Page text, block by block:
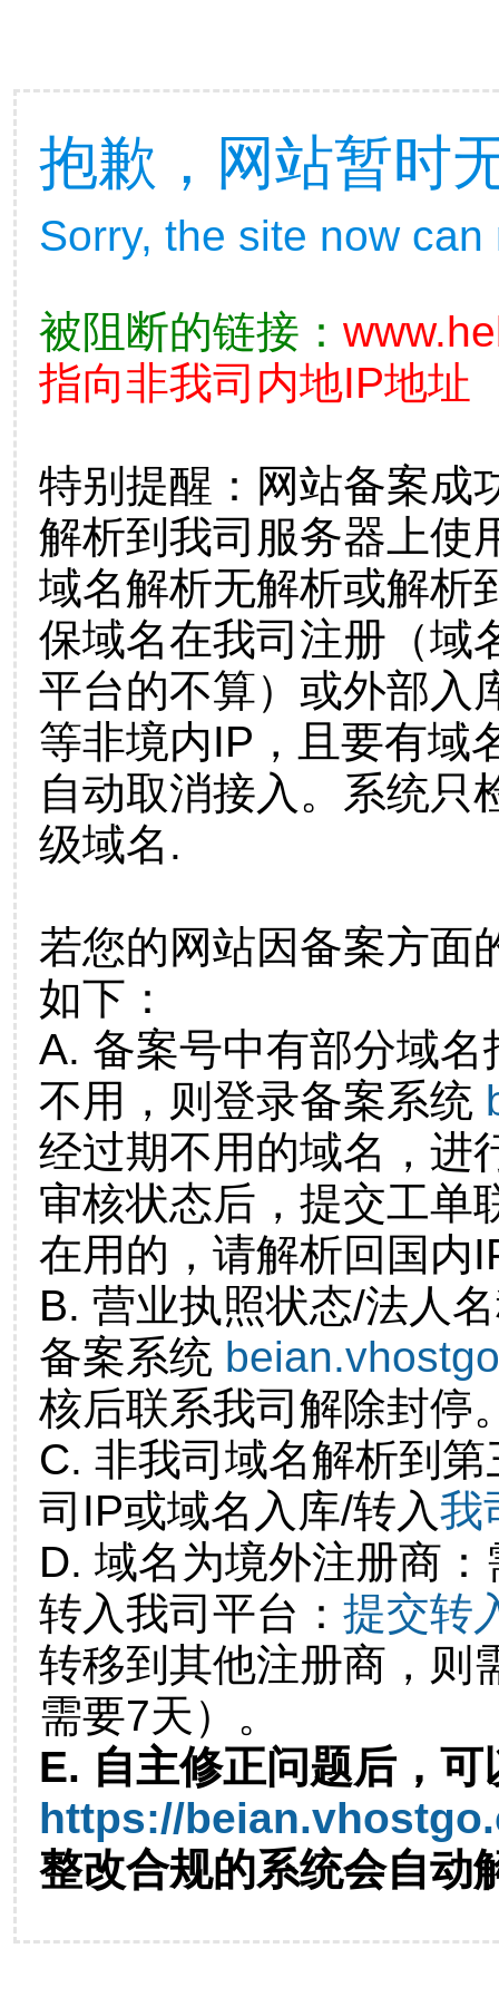
抱歉，网站暂时
Sorry, the site now
被阻断的链接：
指向非我司内地IP地址
特别提醒：网站备案成
解析到我司服务器上使
域名解析无解析或解析
保域名在我司注册（域
平台的不算）或外部入
等非境内IP，且要有域
自动取消接入。系统只
级域名.
若您的网站因备案方面
如下：
A. 备案号中有部分域
不用，则登录备案系统
经过期不用的域名，进
审核状态后，提交工单
在用的，请解析回国内
B. 营业执照状态/法人
备案系统
核后联系我司解除封停
C. 非我司域名解析到
司IP或域名入库/转入我
D. 域名为境外注册商
转入我司平台： 提交转
转移到其他注册商，则
需要7天）。
E. 自主修正问题后，可
https://
整改合规的系统会自动